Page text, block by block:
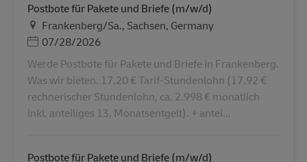
Postbote für Pakete und Briefe (m/w/d)
Местоположение
Frankenberg/Sa., Sachsen, Germany
Дата публикации
07/28/2026
Werde Postbote für Pakete und Briefe in Frankenberg.
Was wir bieten. 17,20 € Tarif-Stundenlohn (17,92 €
rechnerischer Stundenlohn, ca. 2.998 € monatlich
inkl. anteiliges 13. Monatsentgelt). + antei...
Postbote für Pakete und Briefe (m/w/d)